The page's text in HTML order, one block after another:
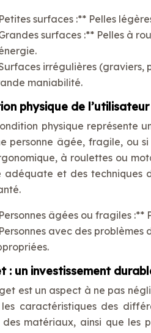
surfaces :** Pelles
surfaces :** Pelles à
irrégulières (graviers,
maniabilité.
physique de
physique représente
personne âgée, fragile, ou
à roulettes ou
adéquate et des techniques
âgées ou fragiles :**
avec des
: un investissement
est un aspect à ne pas
caractéristiques des
matériaux, ainsi que les